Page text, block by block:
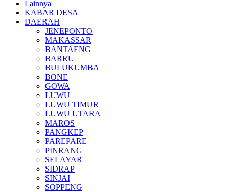
Lainnya
KABAR DESA
DAERAH
JENEPONTO
MAKASSAR
BANTAENG
BARRU
BULUKUMBA
BONE
GOWA
LUWU
LUWU TIMUR
LUWU UTARA
MAROS
PANGKEP
PAREPARE
PINRANG
SELAYAR
SIDRAP
SINJAI
SOPPENG